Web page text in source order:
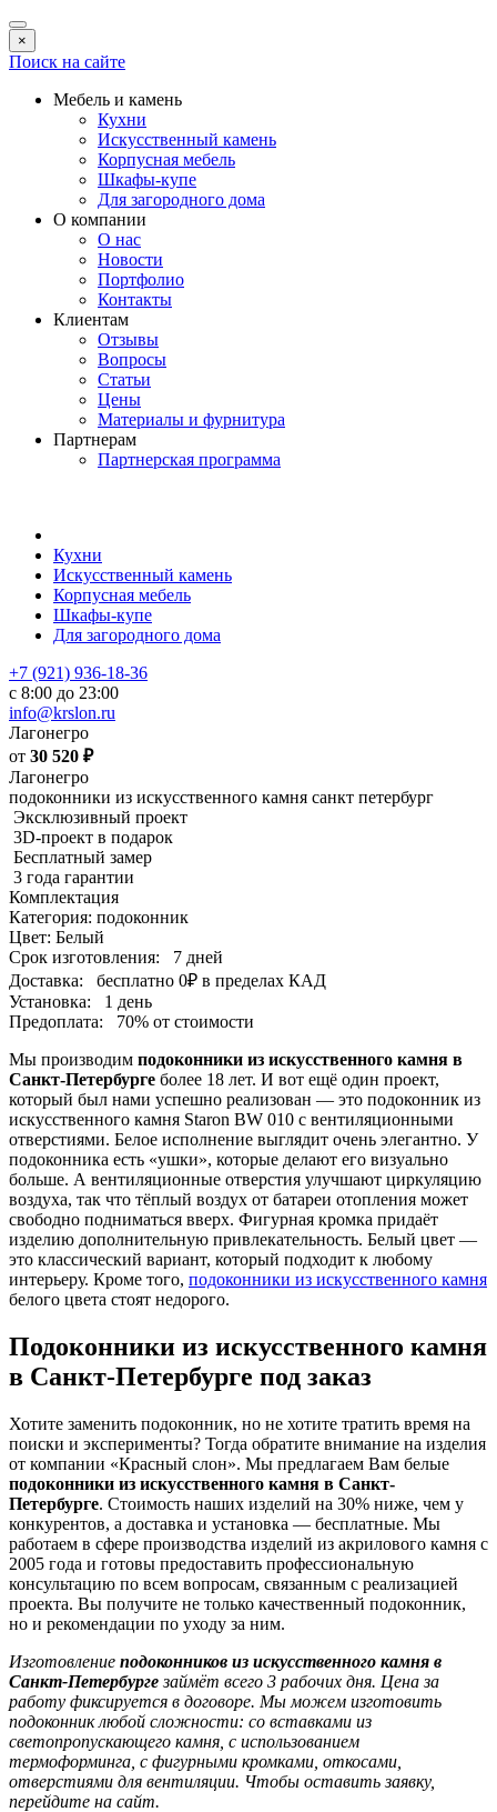
×
Поиск на сайте
Мебель и камень
Кухни
Искусственный камень
Корпусная мебель
Шкафы-купе
Для загородного дома
О компании
О нас
Новости
Портфолио
Контакты
Клиентам
Отзывы
Вопросы
Статьи
Цены
Материалы и фурнитура
Партнерам
Партнерская программа
Кухни
Искусственный камень
Корпусная мебель
Шкафы-купе
Для загородного дома
+7 (921) 936-18-36
с 8:00 до 23:00
info@krslon.ru
Лагонегро
от 30 520 ₽
Лагонегро
подоконники из искусственного камня санкт петербург
Эксклюзивный проект
3D-проект в подарок
Бесплатный замер
3 года гарантии
Комплектация
Категория: подоконник
Цвет: Белый
Срок изготовления:
7 дней
Доставка:
бесплатно 0₽ в пределах КАД
Установка:
1 день
Предоплата:
70% от стоимости
Мы производим подоконники из искусственного камня в
Санкт-Петербурге более 18 лет. И вот ещё один проект,
который был нами успешно реализован — это подоконник из
искусственного камня Staron BW 010 с вентиляционными
отверстиями. Белое исполнение выглядит очень элегантно. У
подоконника есть «ушки», которые делают его визуально
больше. А вентиляционные отверстия улучшают циркуляцию
воздуха, так что тёплый воздух от батареи отопления может
свободно подниматься вверх. Фигурная кромка придаёт
изделию дополнительную привлекательность. Белый цвет —
это классический вариант, который подходит к любому
интерьеру. Кроме того, подоконники из искусственного камня
белого цвета стоят недорого.
Подоконники из искусственного камня
в Санкт-Петербурге под заказ
Хотите заменить подоконник, но не хотите тратить время на
поиски и эксперименты? Тогда обратите внимание на изделия
от компании «Красный слон». Мы предлагаем Вам белые
подоконники из искусственного камня в Санкт-
Петербурге. Стоимость наших изделий на 30% ниже, чем у
конкурентов, а доставка и установка — бесплатные. Мы
работаем в сфере производства изделий из акрилового камня с
2005 года и готовы предоставить профессиональную
консультацию по всем вопросам, связанным с реализацией
проекта. Вы получите не только качественный подоконник,
но и рекомендации по уходу за ним.
Изготовление подоконников из искусственного камня в
Санкт-Петербургезаймёт всего 3 рабочих дня. Цена за
работу фиксируется в договоре. Мы можем изготовить
подоконник любой сложности: со вставками из
светопропускающего камня, с использованием
термоформинга, с фигурными кромками, откосами,
отверстиями для вентиляции. Чтобы оставить заявку,
перейдите на сайт.